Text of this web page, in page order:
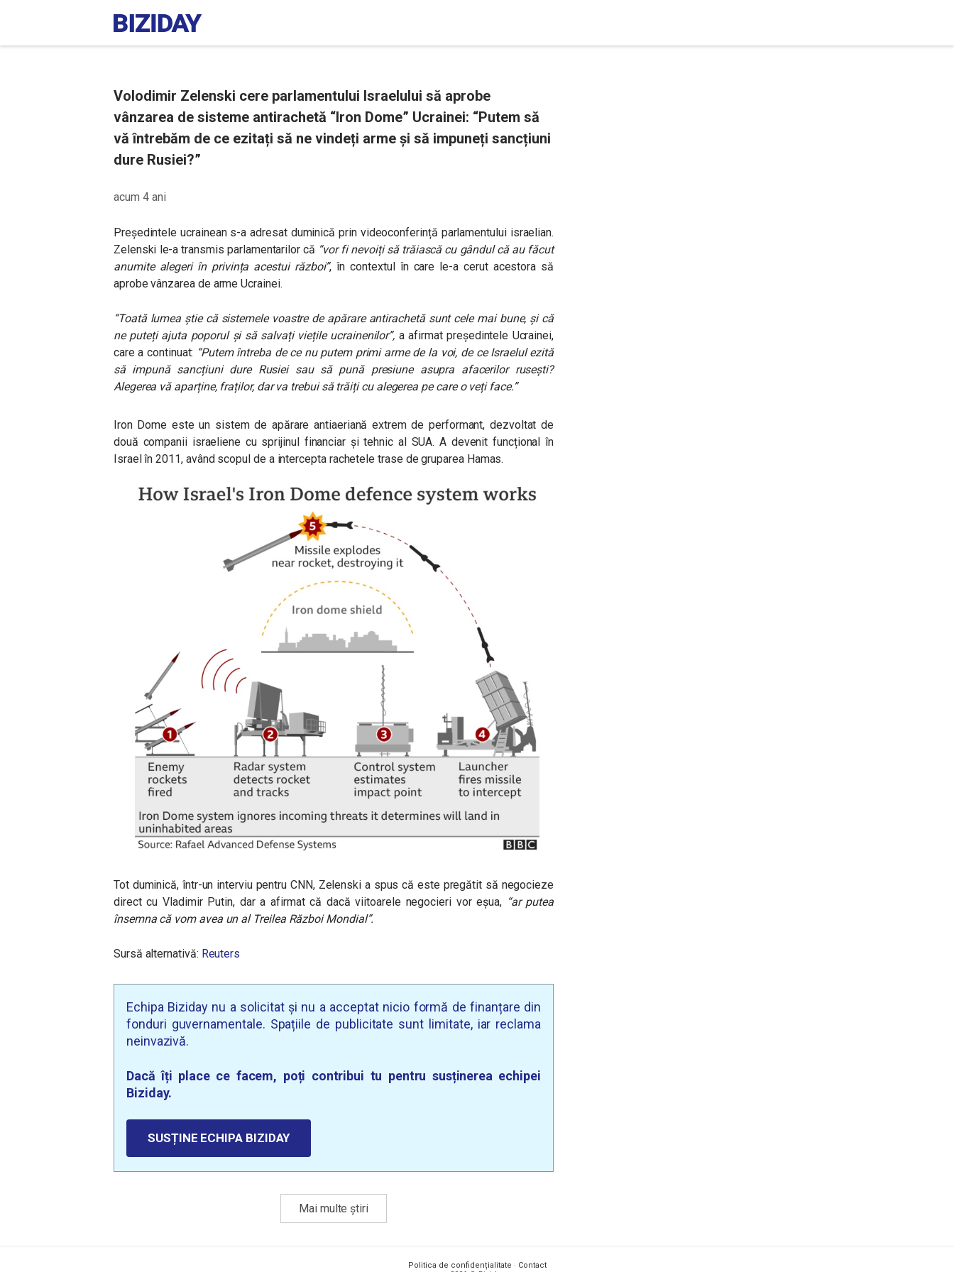
Volodimir Zelenski cere parlamentului Israelului să aprobe
vânzarea de sisteme antirachetă “Iron Dome” Ucrainei: “Putem să
vă întrebăm de ce ezitați să ne vindeți arme și să impuneți sancțiuni
dure Rusiei?”
acum 4 ani
Președintele ucrainean s-a adresat duminică prin videoconferință parlamentului israelian.
Zelenski le-a transmis parlamentarilor că “vor fi nevoiți să trăiască cu gândul că au făcut
anumite alegeri în privința acestui război”, în contextul în care le-a cerut acestora să
aprobe vânzarea de arme Ucrainei.
“Toată lumea știe că sistemele voastre de apărare antirachetă sunt cele mai bune, și că
ne puteți ajuta poporul și să salvați viețile ucrainenilor”, a afirmat președintele Ucrainei,
care a continuat: “Putem întreba de ce nu putem primi arme de la voi, de ce Israelul ezită
să impună sancțiuni dure Rusiei sau să pună presiune asupra afacerilor rusești?
Alegerea vă aparține, fraților, dar va trebui să trăiți cu alegerea pe care o veți face.”
Iron Dome este un sistem de apărare antiaeriană extrem de performant, dezvoltat de
două companii israeliene cu sprijinul financiar și tehnic al SUA. A devenit funcțional în
Israel în 2011, având scopul de a intercepta rachetele trase de gruparea Hamas.
Tot duminică, într-un interviu pentru CNN, Zelenski a spus că este pregătit să negocieze
direct cu Vladimir Putin, dar a afirmat că dacă viitoarele negocieri vor eșua, “ar putea
însemna că vom avea un al Treilea Război Mondial”.
Sursă alternativă: Reuters
Echipa Biziday nu a solicitat și nu a acceptat nicio formă de finanțare din
fonduri guvernamentale. Spațiile de publicitate sunt limitate, iar reclama
neinvazivă.
Dacă îți place ce facem, poți contribui tu pentru susținerea echipei
Biziday.
SUSȚINE ECHIPA BIZIDAY
Mai multe știri
Politica de confidențialitate · Contact